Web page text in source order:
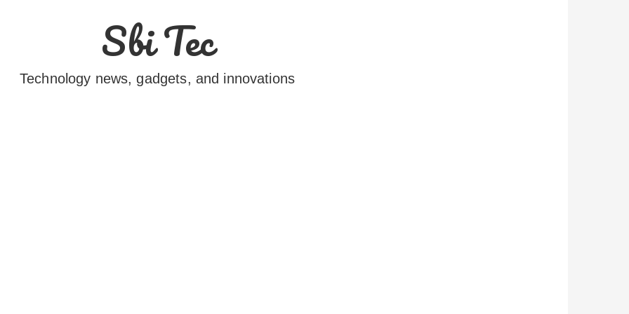
Sbi Tec
Technology news, gadgets, and innovations